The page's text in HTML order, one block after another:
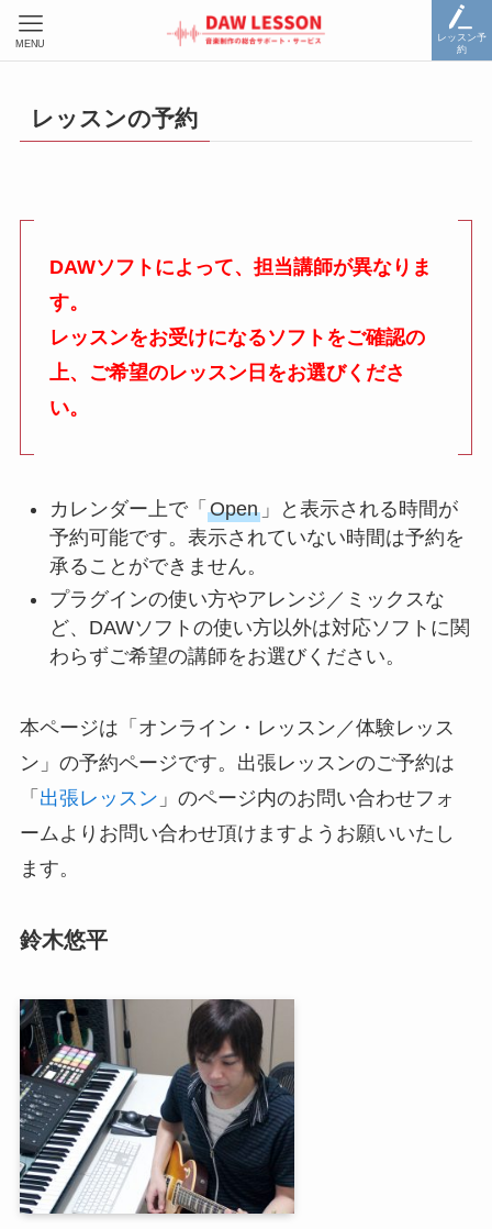
レッスン予
約
MENU
レッスンの予約
DAWソフトによって、担当講師が異なりま
す。
レッスンをお受けになるソフトをご確認の
上、ご希望のレッスン日をお選びくださ
い。
カレンダー上で「 Open」と表示される時間が
予約可能です。表示されていない時間は予約を
承ることができません。
プラグインの使い方やアレンジ／ミックスな
ど、DAWソフトの使い方以外は対応ソフトに関
わらずご希望の講師をお選びください。
本ページは「オンライン・レッスン／体験レッス
ン」の予約ページです。出張レッスンのご予約は
「 出張レッスン 」のページ内のお問い合わせフォ
ームよりお問い合わせ頂けますようお願いいたし
ます。
鈴木悠平